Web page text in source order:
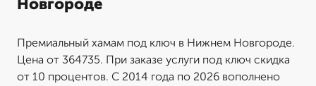
Новгороде
Премиальный хамам под ключ в Нижнем Новгороде.
Цена от 364735. При заказе услуги под ключ скидка
от 10 процентов. С 2014 года по 2026 вополнено